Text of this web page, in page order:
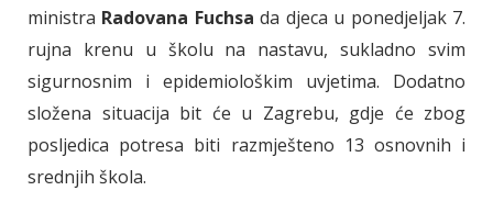
ministra Radovana Fuchsada djeca u ponedjeljak 7.
rujna krenu u školu na nastavu, sukladno svim
sigurnosnim i epidemiološkim uvjetima. Dodatno
složena situacija bit će u Zagrebu, gdje će zbog
posljedica potresa biti razmješteno 13 osnovnih i
srednjih škola.